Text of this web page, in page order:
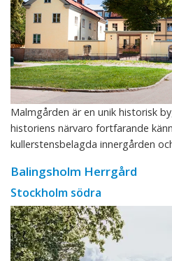
Malmgården är en unik historisk
historiens närvaro fortfarande
kullerstensbelagda innergården
Balingsholm Herrgård
Stockholm södra